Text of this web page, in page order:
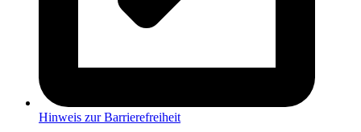
Hinweis zur Barrierefreiheit